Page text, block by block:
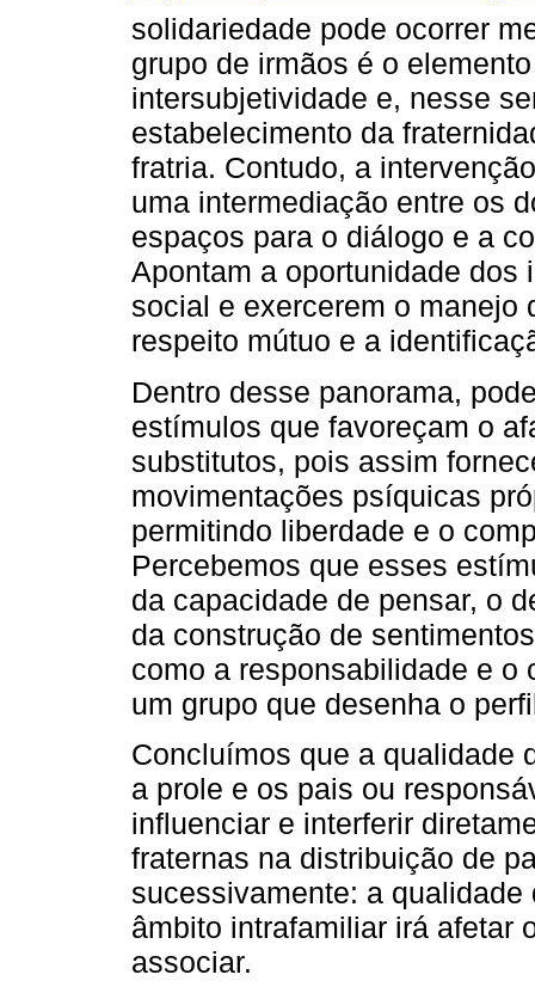
solidariedade pode ocorrer
grupo de irmãos é o
intersubjetividade e, nesse
estabelecimento da
fratria. Contudo, a
uma intermediação entre os
espaços para o diálogo e a
Apontam a oportunidade dos
social e exercerem o manejo
respeito mútuo e a
Dentro desse panorama,
estímulos que favoreçam o
substitutos, pois assim
movimentações psíquicas
permitindo liberdade e o
Percebemos que esses
da capacidade de pensar, o
da construção de
como a responsabilidade e o
um grupo que desenha o
Concluímos que a qualidade
a prole e os pais ou
influenciar e interferir
fraternas na distribuição de
sucessivamente: a
âmbito intrafamiliar irá afetar
associar.